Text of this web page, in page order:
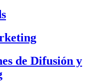
de Difusión y